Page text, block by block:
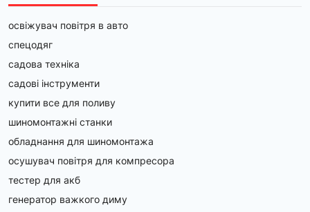
освіжувач повітря в авто
спецодяг
садова техніка
садові інструменти
купити все для поливу
шиномонтажні станки
обладнання для шиномонтажа
осушувач повітря для компресора
тестер для акб
генератор важкого диму